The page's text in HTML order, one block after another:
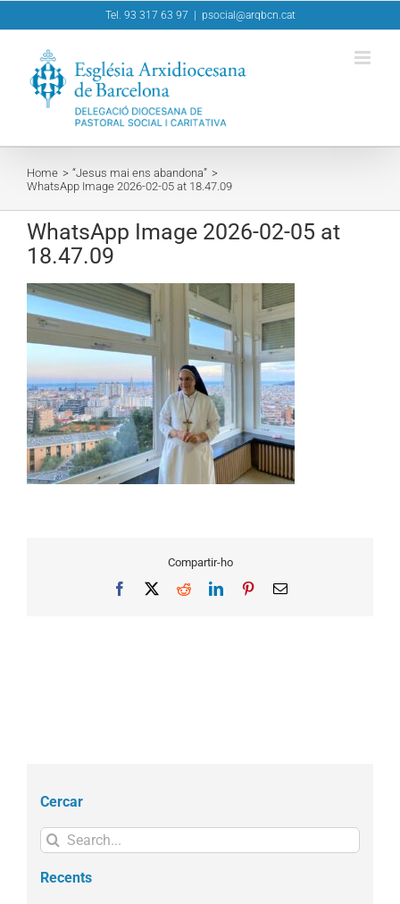
to
Tel. 93 317 63 97 psocial@arqbcn.cat
Home
“Jesus mai ens abandona”
WhatsApp Image 2026-02-05 at 18.47.09
WhatsApp Image 2026-02-05 at
18.47.09
Compartir-ho
Facebook RedditLinkedInPinterestEmail
Cercar
Search
for:
Recents